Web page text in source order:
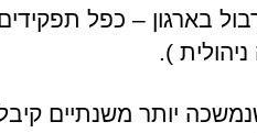
בארגון – כפל
).
יותר משנתיים